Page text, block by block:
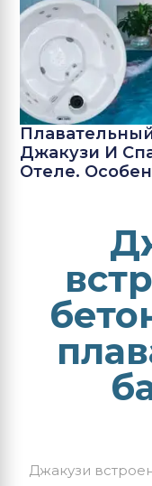
Джакузи И
Отеле.
Джакузи